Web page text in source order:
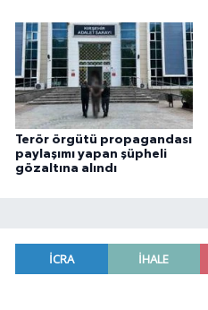
Terör örgütü propagandası
paylaşımı yapan şüpheli
gözaltına alındı